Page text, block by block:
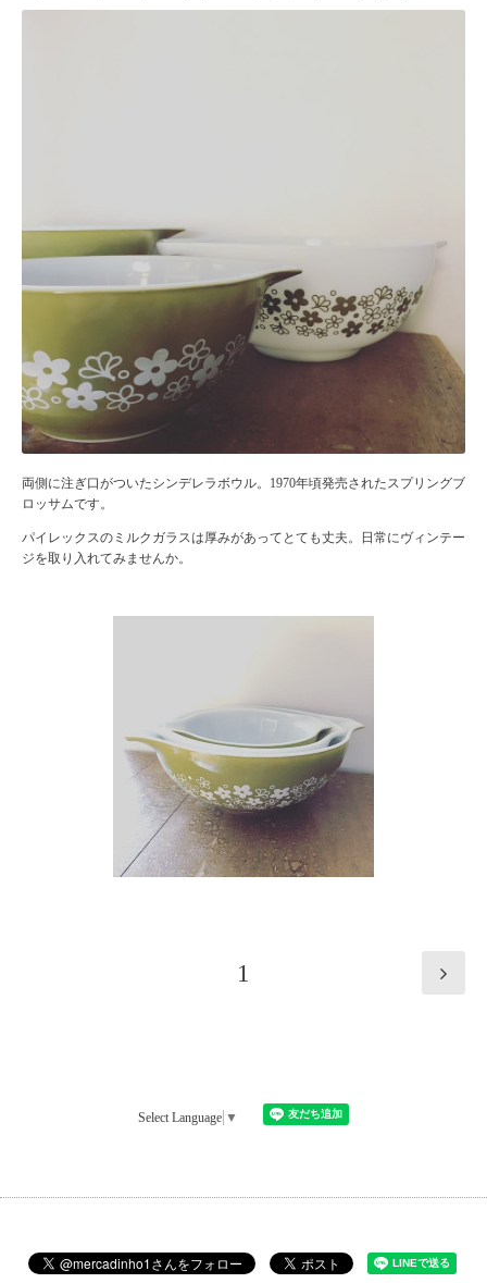
両側に注ぎ口がついたシンデレラボウル。1970年頃発売されたスプリングブ
ロッサムです。
パイレックスのミルクガラスは厚みがあってとても丈夫。日常にヴィンテー
ジを取り入れてみませんか。
1
Select Language ▼